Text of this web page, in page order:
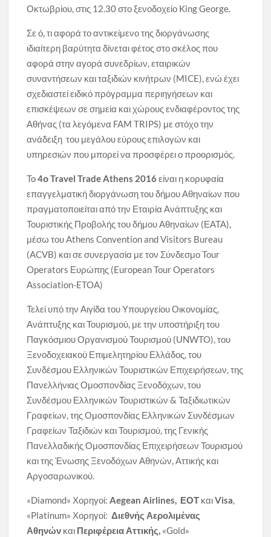
Οκτωβρίου, στις 12.30 στο ξενοδοχείο King George.
Σε ό, τι αφορά το αντικείμενο της διοργάνωσης
ιδιαίτερη βαρύτητα δίνεται φέτος στο σκέλος που
αφορά στην αγορά συνεδρίων, εταιρικών
συναντήσεων και ταξιδιών κινήτρων (MICE), ενώ έχει
σχεδιαστεί ειδικό πρόγραμμα περιηγήσεων και
επισκέψεων σε σημεία και χώρους ενδιαφέροντος της
Αθήνας (τα λεγόμενα FAM TRIPS) με στόχο την
ανάδειξη του μεγάλου εύρους επιλογών και
υπηρεσιών που μπορεί να προσφέρει ο προορισμός.
Το4ο Travel Trade Athens 2016είναι η κορυφαία
επαγγελματική διοργάνωση του δήμου Αθηναίων που
πραγματοποιείται από την Εταιρία Ανάπτυξης και
Τουριστικής Προβολής του δήμου Αθηναίων (ΕΑΤΑ),
μέσω του Athens Convention and Visitors Bureau
(ACVB) και σε συνεργασία με τον Σύνδεσμο Tour
Operators Ευρώπης (European Tour Operators
Association-ETOA)
Τελεί υπό την Αιγίδα του Υπουργείου Οικονομίας,
Ανάπτυξης και Τουρισμού, με την υποστήριξη του
Παγκόσμιου Οργανισμού Τουρισμού (UNWTO), του
Ξενοδοχειακού Επιμελητηρίου Ελλάδος, του
Συνδέσμου Ελληνικών Τουριστικών Επιχειρήσεων, της
Πανελλήνιας Ομοσπονδίας Ξενοδόχων, του
Συνδέσμου Ελληνικών Τουριστικών & Ταξιδιωτικών
Γραφείων, της Ομοσπονδίας Ελληνικών Συνδέσμων
Γραφείων Ταξιδιών και Τουρισμού, της Γενικής
Πανελλαδικής Ομοσπονδίας Επιχειρήσεων Τουρισμού
και της Ένωσης Ξενοδόχων Αθηνών, Αττικής και
Αργοσαρωνικού.
«Diamond» Χορηγοί:Aegean Airlines, ΕΟΤ καιVisa,
«Platinum» Χορηγοί:Διεθνής Αερολιμένας
Αθηνών και Περιφέρεια Αττικής, «Gold»